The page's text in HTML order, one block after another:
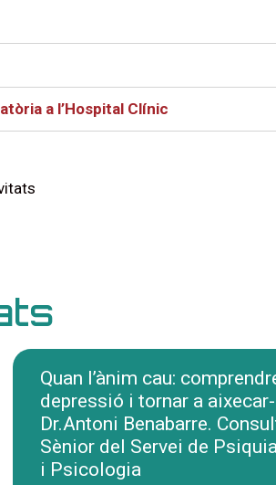
a l’Hospital Clínic
Quan l’ànim cau:
depressió i tornar a
Dr.Antoni Benabarre.
Sènior del Servei de
i Psicologia